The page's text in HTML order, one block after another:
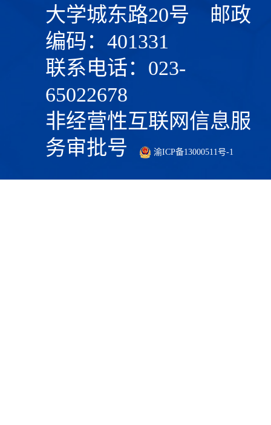
大学城东路20号 邮政
编码：401331
联系电话：023-
65022678
非经营性互联网信息服
务审批号
渝ICP备13000511号-1